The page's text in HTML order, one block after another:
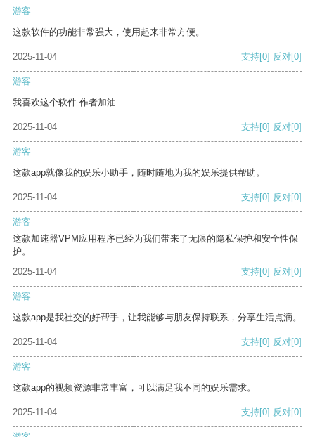
游客
这款软件的功能非常强大，使用起来非常方便。
2025-11-04 支持[0] 反对[0]
游客
我喜欢这个软件 作者加油
2025-11-04 支持[0] 反对[0]
游客
这款app就像我的娱乐小助手，随时随地为我的娱乐提供帮助。
2025-11-04 支持[0] 反对[0]
游客
这款加速器VPM应用程序已经为我们带来了无限的隐私保护和安全性保
护。
2025-11-04
支持[0] 反对[0]
游客
这款app是我社交的好帮手，让我能够与朋友保持联系，分享生活点滴。
2025-11-04 支持[0] 反对[0]
游客
这款app的视频资源非常丰富，可以满足我不同的娱乐需求。
2025-11-04 支持[0] 反对[0]